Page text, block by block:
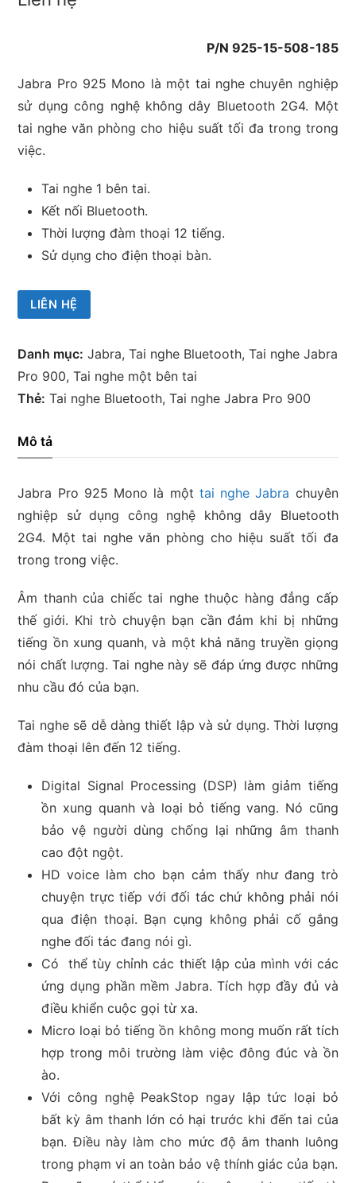
P/N 925-15-508-185
Jabra Pro 925 Mono là một tai nghe chuyên nghiệp
sử dụng công nghệ không dây Bluetooth 2G4. Một
tai nghe văn phòng cho hiệu suất tối đa trong trong
việc.
Tai nghe 1 bên tai.
Kết nối Bluetooth.
Thời lượng đàm thoại 12 tiếng.
Sử dụng cho điện thoại bàn.
LIÊN HỆ
Danh mục: Jabra,Tai nghe Bluetooth,Tai nghe Jabra
Pro 900,Tai nghe một bên tai
Thẻ: Tai nghe Bluetooth,Tai nghe Jabra Pro 900
Mô tả
Jabra Pro 925 Mono là một tai nghe Jabra chuyên
nghiệp sử dụng công nghệ không dây Bluetooth
2G4. Một tai nghe văn phòng cho hiệu suất tối đa
trong trong việc.
Âm thanh của chiếc tai nghe thuộc hàng đẳng cấp
thế giới. Khi trò chuyện bạn cần đảm khi bị những
tiếng ồn xung quanh, và một khả năng truyền giọng
nói chất lượng. Tai nghe này sẽ đáp ứng được những
nhu cầu đó của bạn.
Tai nghe sẽ dễ dàng thiết lập và sử dụng. Thời lượng
đàm thoại lên đến 12 tiếng.
Digital Signal Processing (DSP) làm giảm tiếng
ồn xung quanh và loại bỏ tiếng vang. Nó cũng
bảo vệ người dùng chống lại những âm thanh
cao đột ngột.
HD voice làm cho bạn cảm thấy như đang trò
chuyện trực tiếp với đối tác chứ không phải nói
qua điện thoại. Bạn cụng không phải cố gắng
nghe đối tác đang nói gì.
Có thể tùy chỉnh các thiết lập của mình với các
ứng dụng phần mềm Jabra. Tích hợp đầy đủ và
điều khiển cuộc gọi từ xa.
Micro loại bỏ tiếng ồn không mong muốn rất tích
hợp trong môi trường làm việc đông đúc và ồn
ào.
Với công nghệ PeakStop ngay lập tức loại bỏ
bất kỳ âm thanh lớn có hại trước khi đến tai của
bạn. Điều này làm cho mức độ âm thanh luông
trong phạm vi an toàn bảo vệ thính giác của bạn.